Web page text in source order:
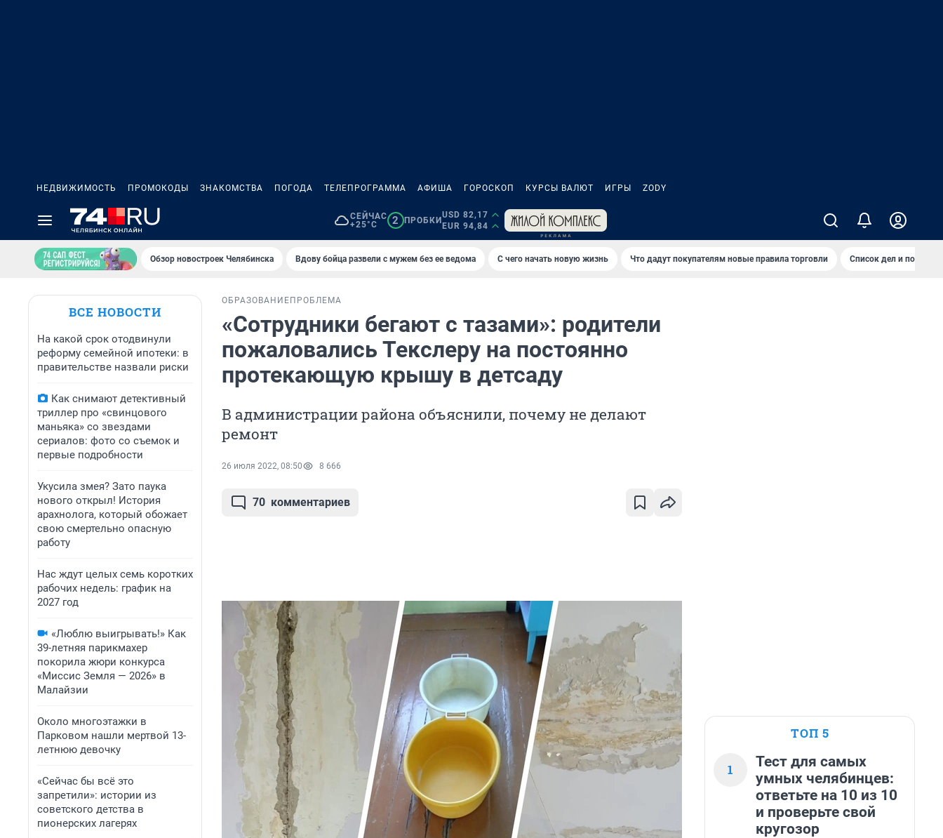
НЕДВИЖИМОСТЬ ПРОМОКОДЫ ЗНАКОМСТВА ПОГОДА ТЕЛЕПРОГРАММА АФИША ГОРОСКОП КУРСЫ ВАЛЮТ ИГРЫ ZODY
СЕЙЧАС
+25°C
2 ПРОБКИ
USD 82,17
EUR 94,84
Обзор новостроек Челябинска Вдову бойца развели с мужем без ее ведома С чего начать новую жизнь Что дадут покупателям новые правила торговли Список дел и покупок
ВСЕ НОВОСТИ
На какой срок отодвинули
реформу семейной ипотеки: в
правительстве назвали риски
Как снимают детективный
триллер про «свинцового
маньяка» со звездами
сериалов: фото со съемок и
первые подробности
Укусила змея? Зато паука
нового открыл! История
арахнолога, который обожает
свою смертельно опасную
работу
Нас ждут целых семь коротких
рабочих недель: график на
2027 год
«Люблю выигрывать!» Как
39-летняя парикмахер
покорила жюри конкурса
«Миссис Земля — 2026» в
Малайзии
Около многоэтажки в
Парковом нашли мертвой 13-
летнюю девочку
«Сейчас бы всё это
запретили»: истории из
советского детства в
пионерских лагерях
ОБРАЗОВАНИЕ ПРОБЛЕМА
«Сотрудники бегают с тазами»: родители
пожаловались Текслеру на постоянно
протекающую крышу в детсаду
В администрации района объяснили, почему не делают
ремонт
26 июля 2022, 08:50 8 666
70 комментариев
ТОП 5
1
Тест для самых
умных челябинцев:
ответьте на 10 из 10
и проверьте свой
кругозор